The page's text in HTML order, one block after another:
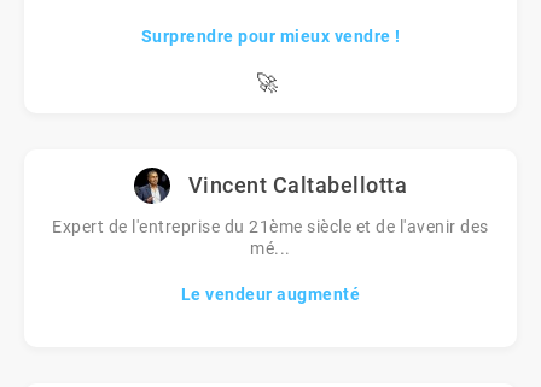
Surprendre pour mieux vendre !
🚀
Vincent Caltabellotta
Expert de l'entreprise du 21ème siècle et de l'avenir des
mé...
Le vendeur augmenté